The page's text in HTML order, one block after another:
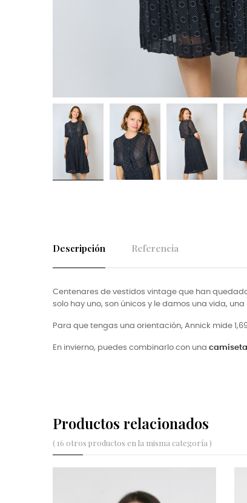
Descripción Referencia
Centenares de vestidos vintage que han
solo hay uno, son únicos y le damos una vida,
Para que tengas una orientación, Annick mide
En invierno, puedes combinarlo con una
Productos relacionados
( 16 otros productos en la misma categoría )